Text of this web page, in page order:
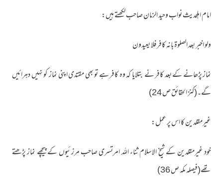
امام اہلحدیث نواب وحید الزمان صاحب لکھتے ہیں:
ولو اخبر بعد الصلوۃ بانه کافر فلا يعيدون
نماز پڑھانے کے بعد کافر نے بتلایا کہ وہ کافر ہے تو بھی مقتدی اپنی نماز کو نہیں دہرائیں
گے۔(کنز الحقائق ص 24)
غیرمقلدین کا اس پر عمل:
خود غیرمقلدین کے شیخ الاسلام ثناء اللہ امرتسری صاحب مرزئیوں کے پیچھے نماز پڑھتے
تھے(فیصلہ مکہ ص 36)